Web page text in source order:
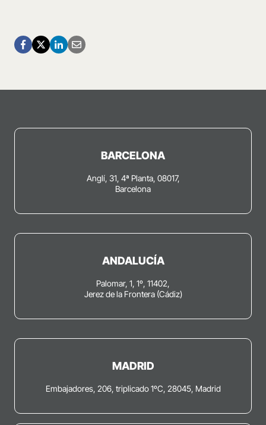
BARCELONA
Anglí, 31, 4ª Planta, 08017,
Barcelona
ANDALUCÍA
Palomar, 1, 1º, 11402,
Jerez de la Frontera (Cádiz)
MADRID
Embajadores, 206, triplicado 1ºC, 28045, Madrid